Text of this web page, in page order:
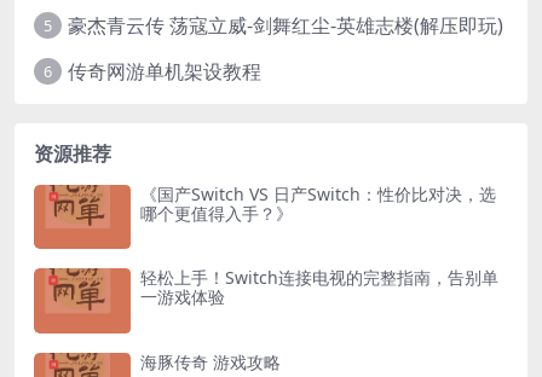
5 豪杰青云传 荡寇立威-剑舞红尘-英雄志楼(解压即玩)
6 传奇网游单机架设教程
资源推荐
《国产Switch VS 日产Switch：性价比对决，选
哪个更值得入手？》
轻松上手！Switch连接电视的完整指南，告别单
一游戏体验
海豚传奇 游戏攻略